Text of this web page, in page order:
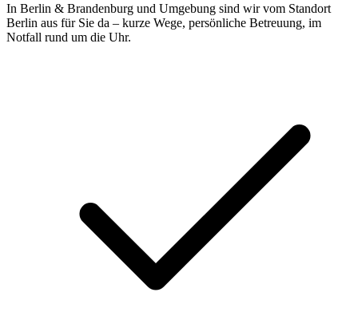
In Berlin & Brandenburg und Umgebung sind wir vom Standort
Berlin aus für Sie da – kurze Wege, persönliche Betreuung, im
Notfall rund um die Uhr.